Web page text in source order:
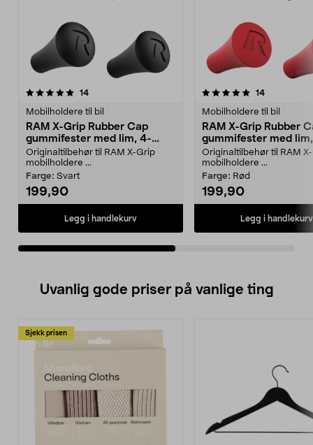
14anmeldelser
Mobilholdere til bil
RAM X-Grip Rubber Cap
gummifester med lim, 4-
pakning
Originaltilbehør til RAM X-Grip
mobilholdere ...
Farge: Svart
199,90
Legg i handlekurv
5.0av 5 stjerner 14anmeldelser
Mobilholdere til bil
RAM X-Grip Rubber
gummifester med
pakning
Originaltilbehør til RAM
mobilholdere ...
Farge: Rød
199,90
Legg i handlekurv
5.0av 5 stjerner
Uvanlig gode priser på vanlige ting
Sjekk prisen